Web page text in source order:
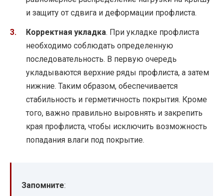
и защиту от сдвига и деформации профлиста.
Корректная укладка. При укладке профлиста
необходимо соблюдать определенную
последовательность. В первую очередь
укладываются верхние ряды профлиста, а затем
нижние. Таким образом, обеспечивается
стабильность и герметичность покрытия. Кроме
того, важно правильно выровнять и закрепить
края профлиста, чтобы исключить возможность
попадания влаги под покрытие.
Запомните: